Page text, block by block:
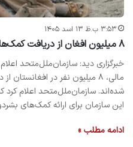
۳:۵۳ ب.ظ ۱۳ اسد ۱۴۰۵
۸ میلیون افغان از دریافت کمک‌های غذایی سازمان‌ملل حذف شد
خبرگزاری دید: سازمان‌ملل‌متحد
مالی، ۸ میلیون نفر در
شده‌اند. سازمان‌ملل‌متحد اعلام
این سازمان برای ارائه کمک‌های
ادامه مطلب »